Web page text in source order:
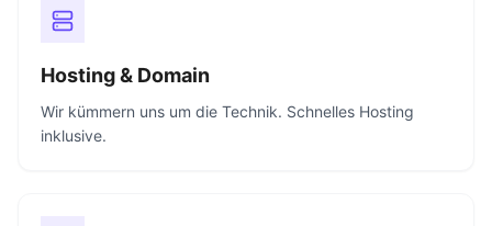
Hosting & Domain
Wir kümmern uns um die Technik. Schnelles Hosting
inklusive.